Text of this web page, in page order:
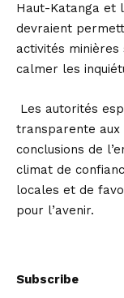
Haut-Katanga et
devraient
activités minières
calmer les
Les autorités
transparente aux
conclusions de
climat de
locales et de
pour l’avenir.
Subscribe